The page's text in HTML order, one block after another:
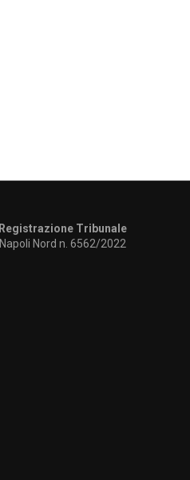
Registrazione Tribunale
Napoli Nord n. 6562/2022